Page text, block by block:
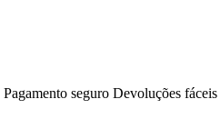
Pagamento seguro Devoluções fáceis